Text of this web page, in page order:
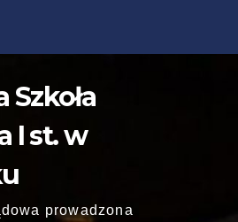
Szkoła
I st. w
prowadzona